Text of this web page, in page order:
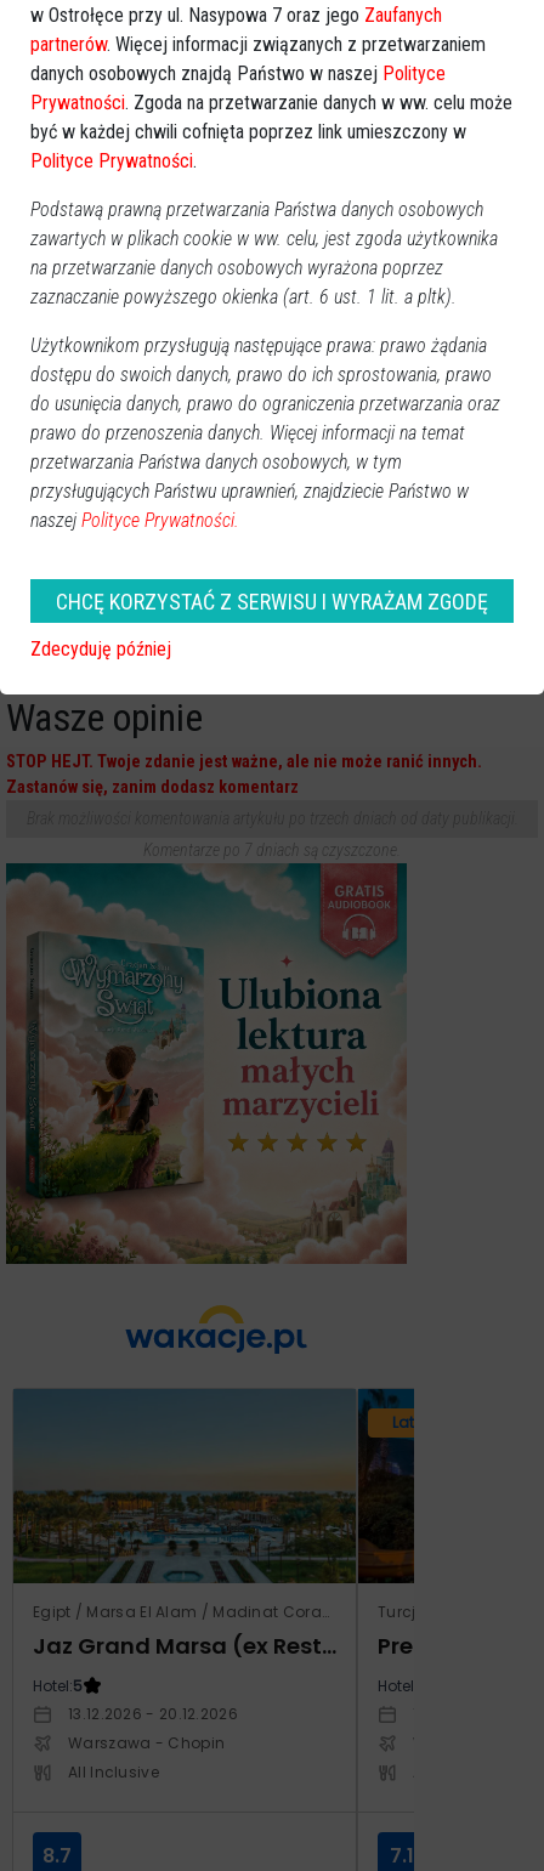
Zobacz również
Miał 140 kn/h na
“pięćdziesiątce”! Tak się
Wypadek na drodze
wojewódzkiej. Jedna osoba
[ZDJĘCIA]
Rowerzysta potrącony na
przejściu dla pieszych. Był
pijany!
Koszmarny wypadek. Nie żyje
31-letni mężczyzna!
[ZDJĘCIA]
Wasze opinie
STOP HEJT. Twoje zdanie jest ważne, ale nie może ranić innych.
Zastanów się, zanim dodasz komentarz
Komentarze po 7 dniach są czyszczone.
Egipt / Marsa El Alam / Madinat Coraya
Jaz Grand Marsa (ex Resta Grand Resort)
Hotel:5
13.12.2026 - 20.12.2026
Warszawa - Chopin
All Inclusive
8.7
Lato 2026
Turcja / Riwiera
Prestige
Hotel:
Warszawa -
7.1
w Ostrołęce przy ul. Nasypowa 7 oraz jego Zaufanych
partnerów. Więcej informacji związanych z przetwarzaniem
danych osobowych znajdą Państwo w naszej Polityce
Prywatności. Zgoda na przetwarzanie danych w ww. celu może
być w każdej chwili cofnięta poprzez link umieszczony w
Polityce Prywatności.
Podstawą prawną przetwarzania Państwa danych osobowych
zawartych w plikach cookie w ww. celu, jest zgoda użytkownika
na przetwarzanie danych osobowych wyrażona poprzez
zaznaczanie powyższego okienka (art. 6 ust. 1 lit. a pltk).
Użytkownikom przysługują następujące prawa: prawo żądania
dostępu do swoich danych, prawo do ich sprostowania, prawo
do usunięcia danych, prawo do ograniczenia przetwarzania oraz
prawo do przenoszenia danych. Więcej informacji na temat
przetwarzania Państwa danych osobowych, w tym
przysługujących Państwu uprawnień, znajdziecie Państwo w
naszej Polityce Prywatności.
CHCĘ KORZYSTAĆ Z SERWISU I WYRAŻAM ZGODĘ
Zdecyduję później